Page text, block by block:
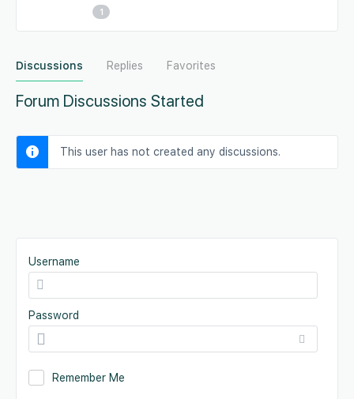
1
Discussions Replies Favorites
Forum Discussions Started
This user has not created any discussions.
Username
Password
Remember Me